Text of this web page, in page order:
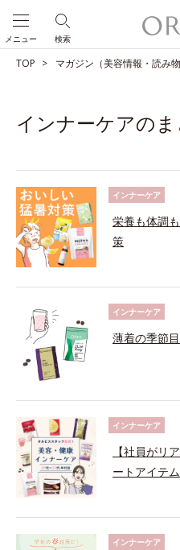
検索
メニュー
TOP マガジン（美容情報・読み物
インナーケアの
インナーケア
栄養も体調
策
インナーケア
薄着の季節
インナーケア
【社員がリ
ートアイテ
インナーケア